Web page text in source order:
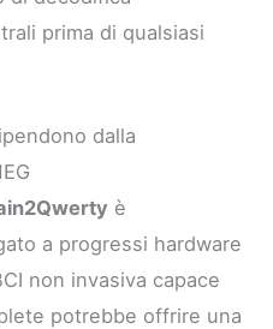
prima di qualsiasi
dalla
è
a progressi hardware
non invasiva capace
potrebbe offrire una